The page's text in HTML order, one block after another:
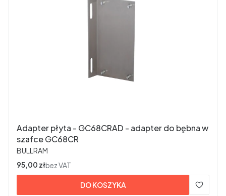
Adapter płyta - GC68CRAD - adapter do bębna w
szafce GC68CR
PRODUCENT
BULLRAM
Cena
95,00 złbez VAT
DO KOSZYKA